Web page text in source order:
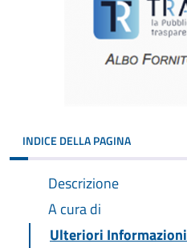
INDICE DELLA PAGINA
Descrizione
A cura di
Ulteriori Informazioni